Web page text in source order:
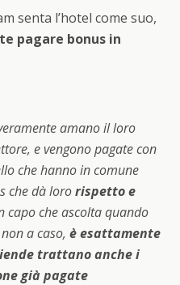
senta l’hotel come suo,
pagare bonus in
amano il loro
e vengono pagate con
che hanno in comune
che dà lororispetto e
capo che ascolta quando
a caso, è esattamente
trattano anche i
già pagate